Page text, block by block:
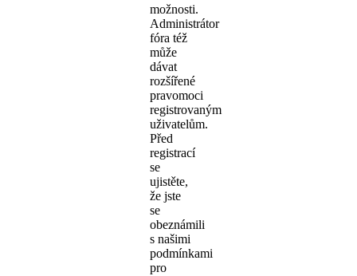
možnosti.
Administrátor
fóra též
může
dávat
rozšířené
pravomoci
registrovaným
uživatelům.
Před
registrací
se
ujistěte,
že jste
se
obeznámili
s našimi
podmínkami
pro